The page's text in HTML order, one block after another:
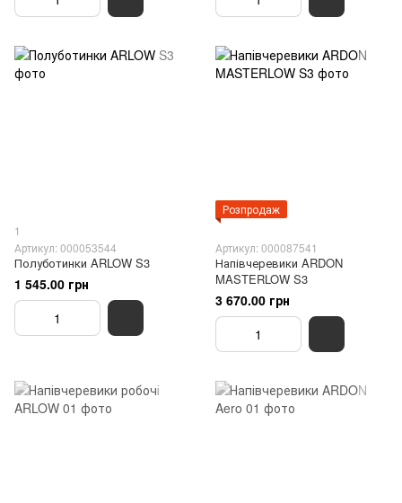
1
Артикул: 000053544
Полуботинки ARLOW S3
1 545.00 грн
Розпродаж
Артикул: 000087541
Напівчеревики ARDON
MASTERLOW S3
3 670.00 грн